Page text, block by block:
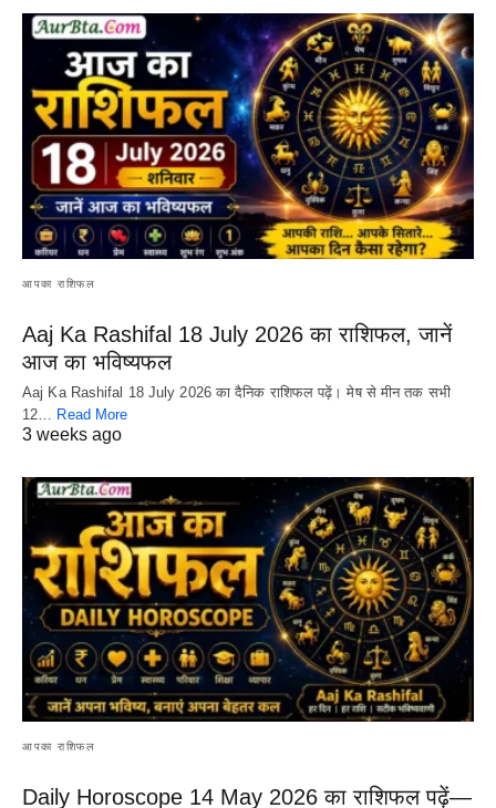
आपका राशिफल
Aaj Ka Rashifal 18 July 2026 का राशिफल, जानें
आज का भविष्यफल
Aaj Ka Rashifal 18 July 2026 का दैनिक राशिफल पढ़ें। मेष से मीन तक सभी
12… Read More
3 weeks ago
आपका राशिफल
Daily Horoscope 14 May 2026 का राशिफल पढ़ें—